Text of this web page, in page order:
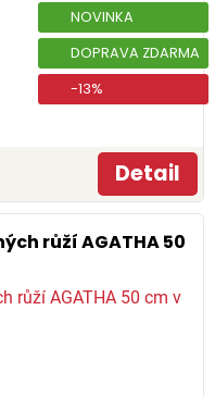
NOVINKA
DOPRAVA ZDARMA
-13%
Detail
růží AGATHA 50